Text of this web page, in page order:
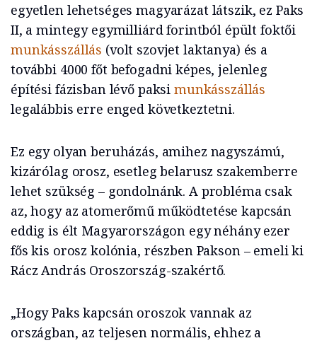
egyetlen lehetséges magyarázat látszik, ez Paks
II, a mintegy egymilliárd forintból épült foktői
munkásszállás (volt szovjet laktanya) és a
további 4000 főt befogadni képes, jelenleg
építési fázisban lévő paksi munkásszállás
legalábbis erre enged következtetni.
Ez egy olyan beruházás, amihez nagyszámú,
kizárólag orosz, esetleg belarusz szakemberre
lehet szükség – gondolnánk. A probléma csak
az, hogy az atomerőmű működtetése kapcsán
eddig is élt Magyarországon egy néhány ezer
fős kis orosz kolónia, részben Pakson – emeli ki
Rácz András Oroszország-szakértő.
„Hogy Paks kapcsán oroszok vannak az
országban, az teljesen normális, ehhez a